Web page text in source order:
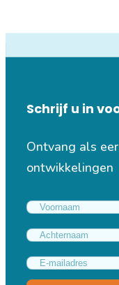
Schrijf u in
Ontvang als
ontwikkelingen